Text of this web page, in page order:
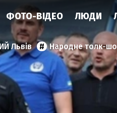
ФОТО-ВІДЕО ЛЮДИ
Львів Народне толк-